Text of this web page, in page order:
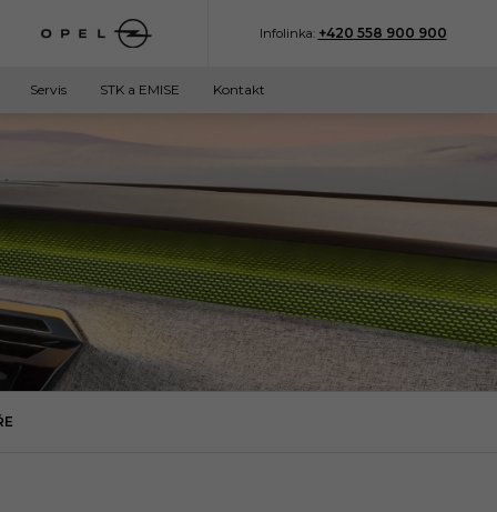
Infolinka: +420 558 900 900
Servis STK a EMISE Kontakt